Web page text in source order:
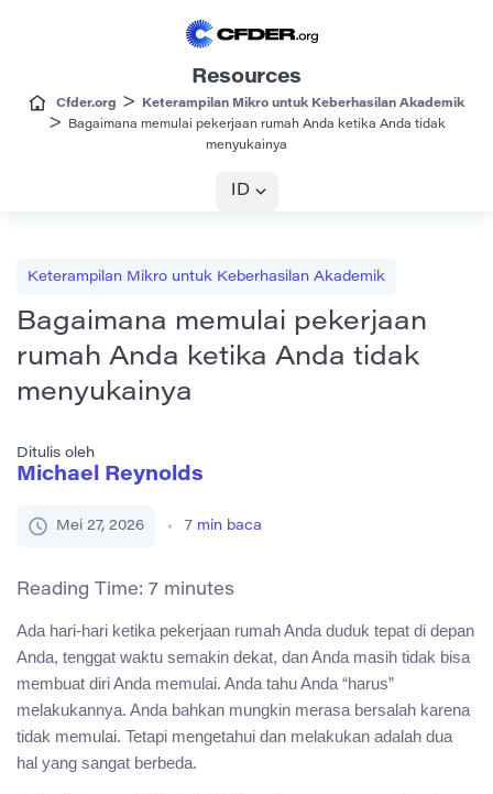
Resources
Cfder.org > Keterampilan Mikro untuk Keberhasilan Akademik
>
Bagaimana memulai pekerjaan rumah Anda ketika Anda tidak
menyukainya
ID
Keterampilan Mikro untuk Keberhasilan Akademik
Bagaimana memulai pekerjaan
rumah Anda ketika Anda tidak
menyukainya
Ditulis oleh
Michael Reynolds
Mei 27, 2026 7 min baca
Reading Time: 7 minutes
Ada hari-hari ketika pekerjaan rumah Anda duduk tepat di depan
Anda, tenggat waktu semakin dekat, dan Anda masih tidak bisa
membuat diri Anda memulai. Anda tahu Anda “harus”
melakukannya. Anda bahkan mungkin merasa bersalah karena
tidak memulai. Tetapi mengetahui dan melakukan adalah dua
hal yang sangat berbeda.